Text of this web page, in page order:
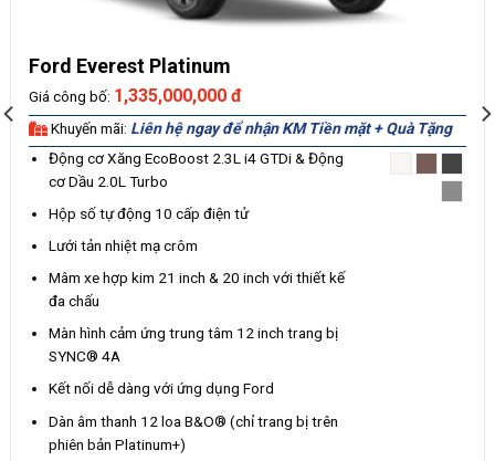
Ford Everest Platinum
Giá công bố: 1,335,000,000 đ
Khuyến mãi: Liên hệ ngay để nhận KM Tiền mặt + Quà Tặng
Động cơ Xăng EcoBoost 2.3L i4 GTDi & Động
cơ Dầu 2.0L Turbo
Hộp số tự động 10 cấp điện tử
Lưới tản nhiệt mạ crôm
Mâm xe hợp kim 21 inch & 20 inch với thiết kế
đa chấu
Màn hình cảm ứng trung tâm 12 inch trang bị
SYNC® 4A
Kết nối dễ dàng với ứng dụng Ford
Dàn âm thanh 12 loa B&O® (chỉ trang bị trên
phiên bản Platinum+)